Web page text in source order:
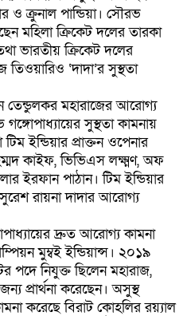
ও ক্রুনাল পান্ডিয়া। সৌরভ
মহিলা ক্রিকেট দলের তারকা
তথা ভারতীয় ক্রিকেট দলের
‘দাদা’র সুস্থতা
তেন্ডুলকর মহারাজের আরোগ্য
সুস্থতা কামনায়
ইন্ডিয়ার প্রাক্তন ওপেনার
কাইফ, ভিভিএস লক্ষ্মণ, অফ
ইরফান পাঠান। টিম ইন্ডিয়ার
রায়না দাদার আরোগ্য
দ্রুত আরোগ্য কামনা
মুম্বই ইন্ডিয়ান্স। ২০১৯
পদে নিযুক্ত ছিলেন মহারাজ,
প্রার্থনা করেছেন। অসুস্থ
করেছে বিরাট কোহলির রয়্যাল